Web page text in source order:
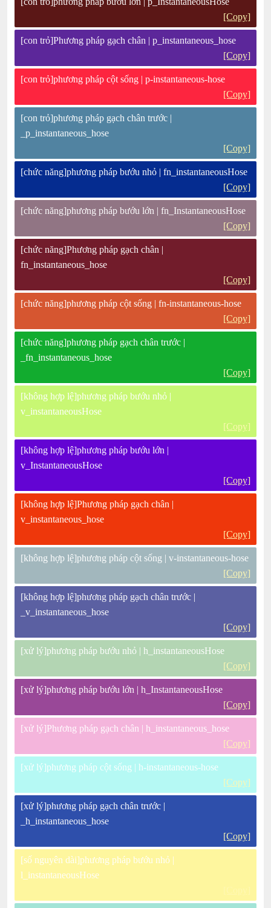
[Copy]
[con trỏ]Phương pháp gạch chân | p_instantaneous_hose
[Copy]
[con trỏ]phương pháp cột sống | p-instantaneous-hose
[Copy]
[con trỏ]phương pháp gạch chân trước |
_p_instantaneous_hose
[Copy]
[chức năng]phương pháp bướu nhỏ | fn_instantaneousHose
[Copy]
[chức năng]phương pháp bướu lớn | fn_InstantaneousHose
[Copy]
[chức năng]Phương pháp gạch chân |
fn_instantaneous_hose
[Copy]
[chức năng]phương pháp cột sống | fn-instantaneous-hose
[Copy]
[chức năng]phương pháp gạch chân trước |
_fn_instantaneous_hose
[Copy]
[không hợp lệ]phương pháp bướu nhỏ |
v_instantaneousHose
[Copy]
[không hợp lệ]phương pháp bướu lớn |
v_InstantaneousHose
[Copy]
[không hợp lệ]Phương pháp gạch chân |
v_instantaneous_hose
[Copy]
[không hợp lệ]phương pháp cột sống | v-instantaneous-hose
[Copy]
[không hợp lệ]phương pháp gạch chân trước |
_v_instantaneous_hose
[Copy]
[xử lý]phương pháp bướu nhỏ | h_instantaneousHose
[Copy]
[xử lý]phương pháp bướu lớn | h_InstantaneousHose
[Copy]
[xử lý]Phương pháp gạch chân | h_instantaneous_hose
[Copy]
[xử lý]phương pháp cột sống | h-instantaneous-hose
[Copy]
[xử lý]phương pháp gạch chân trước |
_h_instantaneous_hose
[Copy]
[số nguyên dài]phương pháp bướu nhỏ |
l_instantaneousHose